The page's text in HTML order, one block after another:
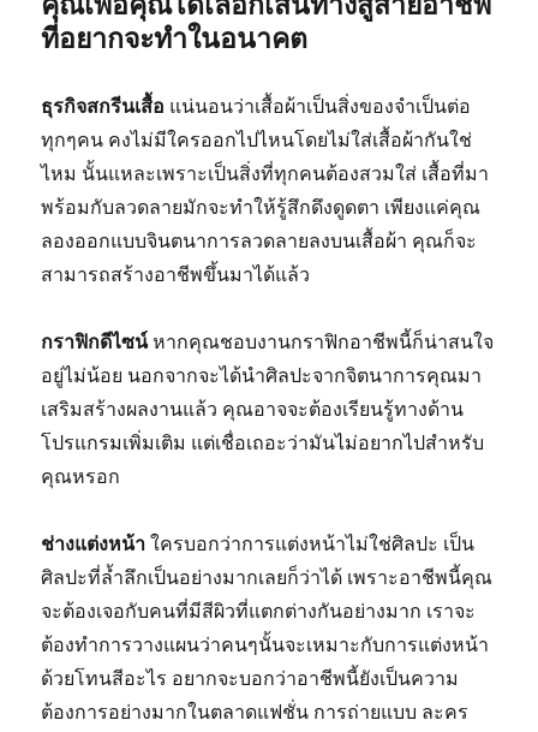
ที่อยากจะทำในอนาคต
ธุรกิจสกรีนเสื้อ แน่นอนว่าเสื้อผ้าเป็นสิ่งของจำเป็นต่อ
ทุกๆคน คงไม่มีใครออกไปไหนโดยไม่ใส่เสื้อผ้ากันใช่
ไหม นั้นแหละเพราะเป็นสิ่งที่ทุกคนต้องสวมใส่ เสื้อที่มา
พร้อมกับลวดลายมักจะทำให้รู้สึกดึงดูดตา เพียงแค่คุณ
ลองออกแบบจินตนาการลวดลายลงบนเสื้อผ้า คุณก็จะ
สามารถสร้างอาชีพขึ้นมาได้แล้ว
กราฟิกดีไซน์หากคุณชอบงานกราฟิกอาชีพนี้ก็น่าสนใจ
อยู่ไม่น้อย นอกจากจะได้นำศิลปะจากจิตนาการคุณมา
เสริมสร้างผลงานแล้ว คุณอาจจะต้องเรียนรู้ทางด้าน
โปรแกรมเพิ่มเติม แต่เชื่อเถอะว่ามันไม่อยากไปสำหรับ
คุณหรอก
ช่างแต่งหน้า ใครบอกว่าการแต่งหน้าไม่ใช่ศิลปะ เป็น
ศิลปะที่ล้ำลึกเป็นอย่างมากเลยก็ว่าได้ เพราะอาชีพนี้คุณ
จะต้องเจอกับคนที่มีสีผิวที่แตกต่างกันอย่างมาก เราจะ
ต้องทำการวางแผนว่าคนๆนั้นจะเหมาะกับการแต่งหน้า
ด้วยโทนสีอะไร อยากจะบอกว่าอาชีพนี้ยังเป็นความ
ต้องการอย่างมากในตลาดแฟชั่น การถ่ายแบบ ละคร